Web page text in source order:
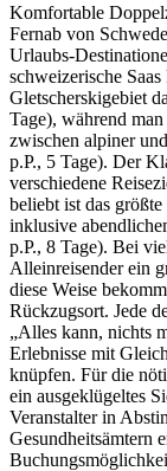
Komfortable
Fernab von
Urlaubs-
schweizerische
Gletscherskigebiet
Tage), während
zwischen alpiner
p.P., 5 Tage). Der
verschiedene
beliebt ist das
inklusive
p.P., 8 Tage). Bei
Alleinreisender ein
diese Weise
Rückzugsort. Jede
„Alles kann, nichts
Erlebnisse mit
knüpfen. Für die
ein ausgeklügeltes
Veranstalter in
Gesundheitsämtern